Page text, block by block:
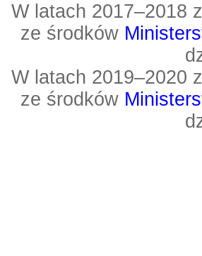
W latach 2017–2018
ze środków
W latach 2019–2020
ze środków